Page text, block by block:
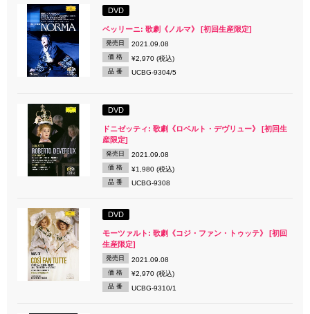
DVD
ベッリーニ: 歌劇《ノルマ》 [初回生産限定]
発売日 2021.09.08
価 格 ¥2,970 (税込)
品 番 UCBG-9304/5
DVD
ドニゼッティ: 歌劇《ロベルト・デヴリュー》 [初回生
産限定]
発売日 2021.09.08
価 格 ¥1,980 (税込)
品 番 UCBG-9308
DVD
モーツァルト: 歌劇《コジ・ファン・トゥッテ》 [初回
生産限定]
発売日 2021.09.08
価 格 ¥2,970 (税込)
品 番 UCBG-9310/1